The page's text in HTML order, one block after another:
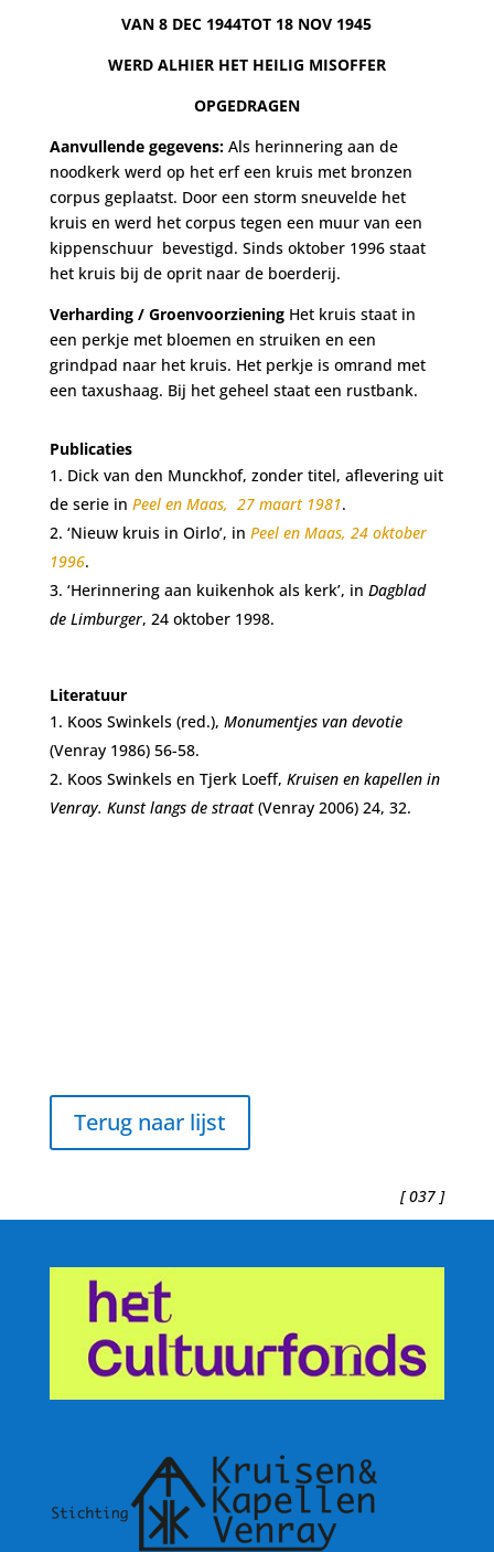
VAN 8 DEC 1944TOT 18 NOV 1945
WERD ALHIER HET HEILIG MISOFFER
OPGEDRAGEN
Aanvullende gegevens: Als herinnering aan de
noodkerk werd op het erf een kruis met bronzen
corpus geplaatst. Door een storm sneuvelde het
kruis en werd het corpus tegen een muur van een
kippenschuur bevestigd. Sinds oktober 1996 staat
het kruis bij de oprit naar de boerderij.
Verharding / Groenvoorziening Het kruis staat in
een perkje met bloemen en struiken en een
grindpad naar het kruis. Het perkje is omrand met
een taxushaag. Bij het geheel staat een rustbank.
Publicaties
Dick van den Munckhof, zonder titel, aflevering uit
de serie in Peel en Maas, 27 maart 1981.
‘Nieuw kruis in Oirlo’, in Peel en Maas, 24 oktober
1996.
‘Herinnering aan kuikenhok als kerk’, in Dagblad
de Limburger, 24 oktober 1998.
Literatuur
Koos Swinkels (red.), Monumentjes van devotie
(Venray 1986) 56-58.
Koos Swinkels en Tjerk Loeff, Kruisen en kapellen in
Venray. Kunst langs de straat(Venray 2006) 24, 32.
Terug naar lijst
[ 037 ]